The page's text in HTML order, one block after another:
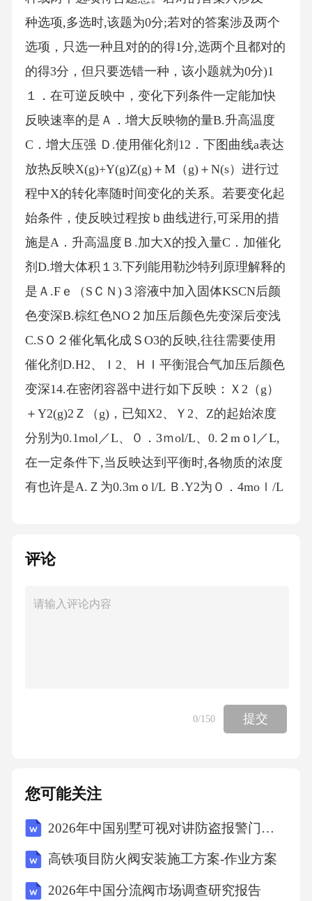
种选项,多选时,该题为0分;若对的答案涉及两个
选项，只选一种且对的的得1分,选两个且都对的
的得3分，但只要选错一种，该小题就为0分)1
１．在可逆反映中，变化下列条件一定能加快
反映速率的是Ａ．增大反映物的量B.升高温度
C．增大压强 Ｄ.使用催化剂12．下图曲线a表达
放热反映X(g)+Y(g)Z(g)＋M（g)＋N(s）进行过
程中X的转化率随时间变化的关系。若要变化起
始条件，使反映过程按ｂ曲线进行,可采用的措
施是A．升高温度Ｂ.加大X的投入量C．加催化
剂D.增大体积１3.下列能用勒沙特列原理解释的
是Ａ.Fｅ（SＣＮ)３溶液中加入固体KSCN后颜
色变深B.棕红色NO２加压后颜色先变深后变浅
C.SＯ２催化氧化成ＳO3的反映,往往需要使用
催化剂D.H2、Ｉ2、ＨＩ平衡混合气加压后颜色
变深14.在密闭容器中进行如下反映：Ｘ2（g）
＋Y2(g)2Ｚ（g)，已知X2、Ｙ2、Z的起始浓度
分别为0.1mol／L、０．3ｍol/L、0.２mｏl／L,
在一定条件下,当反映达到平衡时,各物质的浓度
有也许是A.Ｚ为0.3mｏl/L Ｂ.Y2为０．4moｌ/L
强对该反映的影响如图所示:图中压强p１＞p2，
数。据此可判断Ａ.上述反映是放热反映 Ｂ.上述
入一定量的NO2(ｇ），重新达到平衡后,与第一
次平衡时相比,NＯ2的体积分数A．不变 ﻩB.增
极，含Li+导电固体为电解质。放电时的电池反
映为:Lｉ+ＬｉMn2O４＝Li2Mn２O4。下列说
法对的的是A．放电时，LiMn2O4发生还原反映
评论
0/150 提交
您可能关注
2026年中国别墅可视对讲防盗报警门铃市场调查研究报告
高铁项目防火阀安装施工方案-作业方案
2026年中国分流阀市场调查研究报告